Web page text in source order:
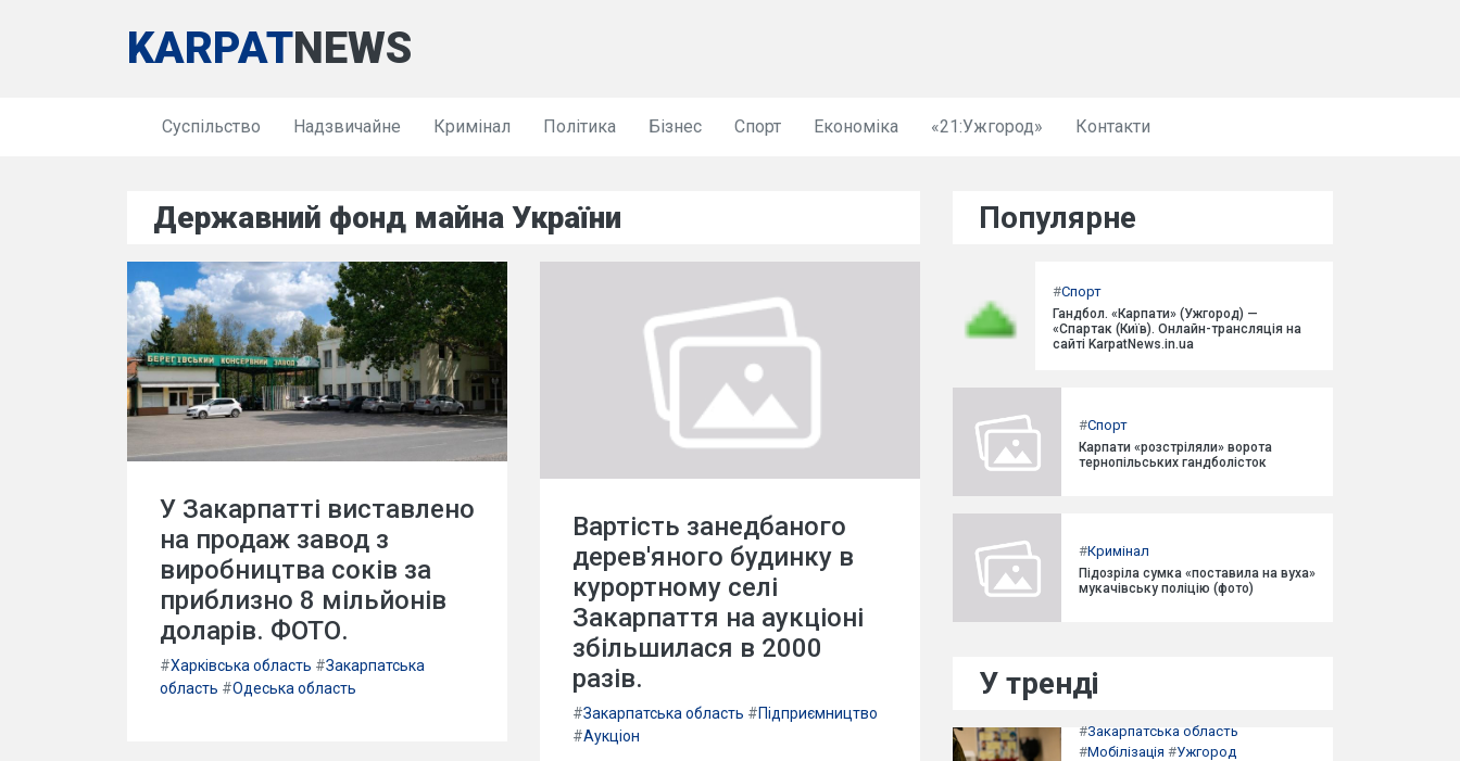
KARPATNEWS
Суспільство Надзвичайне Кримінал Політика Бізнес Спорт Економіка «21:Ужгород» Контакти
Державний фонд майна України
У Закарпатті виставлено
на продаж завод з
виробництва соків за
приблизно 8 мільйонів
доларів. ФОТО.
#Харківська область #Закарпатська
область #Одеська область
Вартість занедбаного
дерев'яного будинку в
курортному селі
Закарпаття на аукціоні
збільшилася в 2000
разів.
#Закарпатська область #Підприємництво
#Аукціон
Популярне
#Спорт
Гандбол. «Карпати» (Ужгород) —
«Спартак (Київ). Онлайн-трансляція на
сайті KarpatNews.in.ua
#Спорт
Карпати «розстріляли» ворота
тернопільських гандболісток
#Кримінал
Підозріла сумка «поставила на вуха»
мукачівську поліцію (фото)
У тренді
#Закарпатська область
#Мобілізація #Ужгород